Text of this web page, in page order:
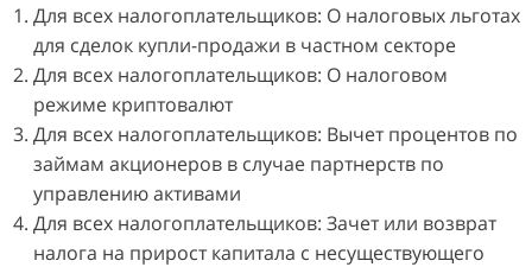
Для всех налогоплательщиков: О налоговых льготах
для сделок купли-продажи в частном секторе
Для всех налогоплательщиков: О налоговом
режиме криптовалют
Для всех налогоплательщиков: Вычет процентов по
займам акционеров в случае партнерств по
управлению активами
Для всех налогоплательщиков: Зачет или возврат
налога на прирост капитала с несуществующего